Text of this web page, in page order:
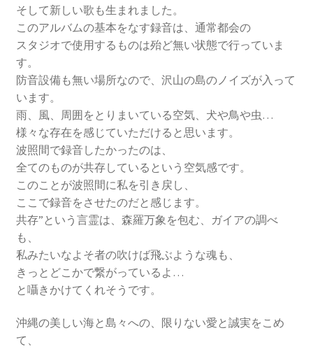
そして新しい歌も生まれました。
このアルバムの基本をなす録音は、通常都会の
スタジオで使用するものは殆ど無い状態で行っていま
す。
防音設備も無い場所なので、沢山の島のノイズが入って
います。
雨、風、周囲をとりまいている空気、犬や鳥や虫…
様々な存在を感じていただけると思います。
波照間で録音したかったのは、
全てのものが共存しているという空気感です。
このことが波照間に私を引き戻し、
ここで録音をさせたのだと感じます。
共存”という言霊は、森羅万象を包む、ガイアの調べ
も、
私みたいなよそ者の吹けば飛ぶような魂も、
きっとどこかで繋がっているよ…
と囁きかけてくれそうです。
沖縄の美しい海と島々への、限りない愛と誠実をこめ
て、